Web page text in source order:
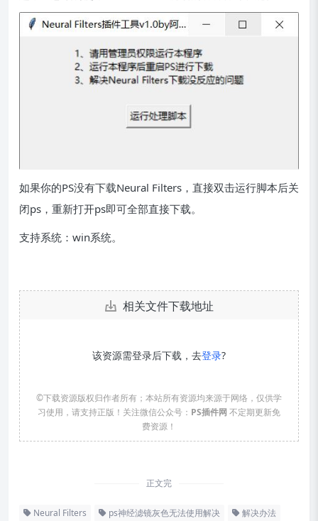
如果你的PS没有下载Neural Filters，直接双击运行脚本后关
闭ps，重新打开ps即可全部直接下载。
支持系统：win系统。
相关文件下载地址
该资源需登录后下载，去登录?
©下载资源版权归作者所有；本站所有资源均来源于网络，仅供学
习使用，请支持正版！关注微信公众号： PS插件网 不定期更新免
费资源！
正文完
Neural Filters ps神经滤镜灰色无法使用解决 解决办法